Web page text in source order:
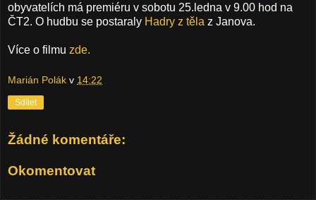
obyvatelích má premiéru v sobotu 25.ledna v 9.00 hod na
ČT2. O hudbu se postaraly Hadry z těla z Janova.
Více o filmu zde.
Marián Polák v 14:22
Sdílet
Žádné komentáře:
Okomentovat